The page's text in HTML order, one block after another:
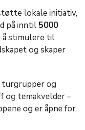
lokale initiativ,
på inntil5000
å stimulere til
og skaper
turgrupperog
og temakvelder–
og er åpne for